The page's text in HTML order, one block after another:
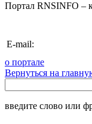
Портал RNSINFO –
E-mail:
о портале
Вернуться на
введите слово или